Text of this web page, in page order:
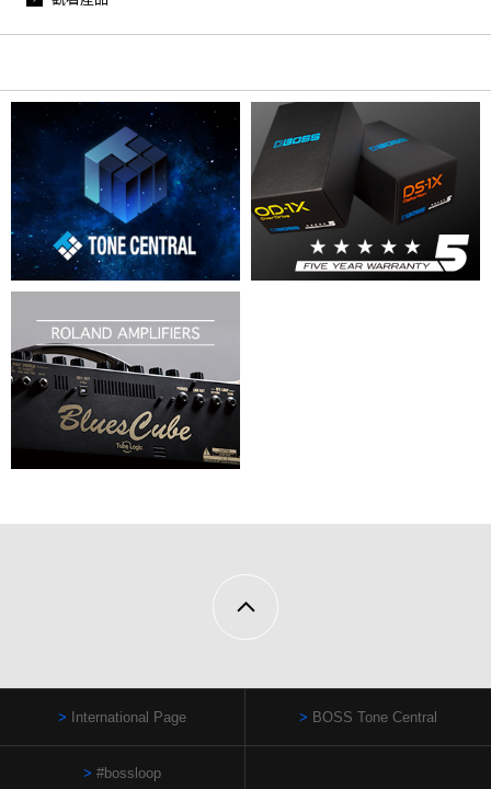
International Page BOSS Tone Central
#bossloop